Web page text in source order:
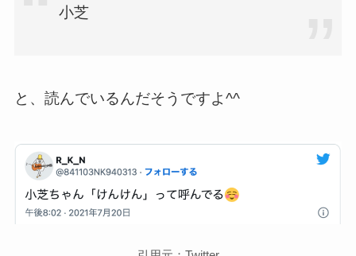
小芝
と、読んでいるんだそうですよ^^